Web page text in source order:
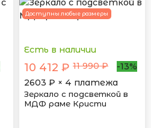
Доступны любые размеры
Есть в наличии
10 412 ₽ 11 990 ₽
-13%
2603 ₽ × 4 платежа
Зеркало с подсветкой в
МДФ раме Кристи